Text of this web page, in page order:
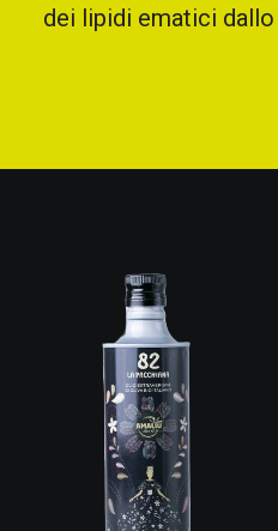
dei lipidi ematici